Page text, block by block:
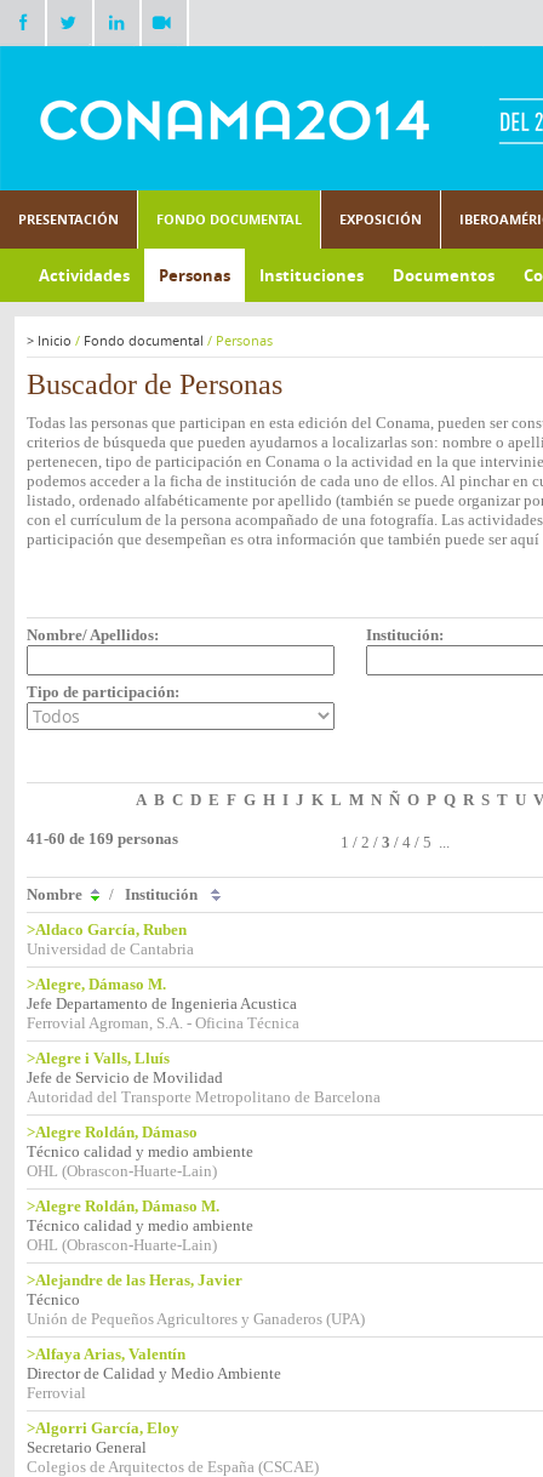
PRESENTACIÓN FONDO DOCUMENTAL EXPOSICIÓN
Actividades Personas Instituciones Documentos
> Inicio / Fondo documental / Personas
Buscador de Personas
Todas las personas que participan en esta edición del Conama, pueden ser
criterios de búsqueda que pueden ayudarnos a localizarlas son: nombre o
pertenecen, tipo de participación en Conama o la actividad en la que
podemos acceder a la ficha de institución de cada uno de ellos. Al pinchar en
listado, ordenado alfabéticamente por apellido (también se puede organizar
con el currículum de la persona acompañado de una fotografía. Las
participación que desempeñan es otra información que también puede ser
Nombre/ Apellidos: Institución:
Tipo de participación:
A B C D E F G H I J K L M N Ñ O P Q R S T U V
41-60 de 169 personas 1 / 2 / 3 / 4 / 5 ...
Nombre / Institución
>Aldaco García, Ruben
Universidad de Cantabria
>Alegre, Dámaso M.
Jefe Departamento de Ingenieria Acustica
Ferrovial Agroman, S.A. - Oficina Técnica
>Alegre i Valls, Lluís
Jefe de Servicio de Movilidad
Autoridad del Transporte Metropolitano de Barcelona
>Alegre Roldán, Dámaso
Técnico calidad y medio ambiente
OHL (Obrascon-Huarte-Lain)
>Alegre Roldán, Dámaso M.
Técnico calidad y medio ambiente
OHL (Obrascon-Huarte-Lain)
>Alejandre de las Heras, Javier
Técnico
Unión de Pequeños Agricultores y Ganaderos (UPA)
>Alfaya Arias, Valentín
Director de Calidad y Medio Ambiente
Ferrovial
>Algorri García, Eloy
Secretario General
Colegios de Arquitectos de España (CSCAE)